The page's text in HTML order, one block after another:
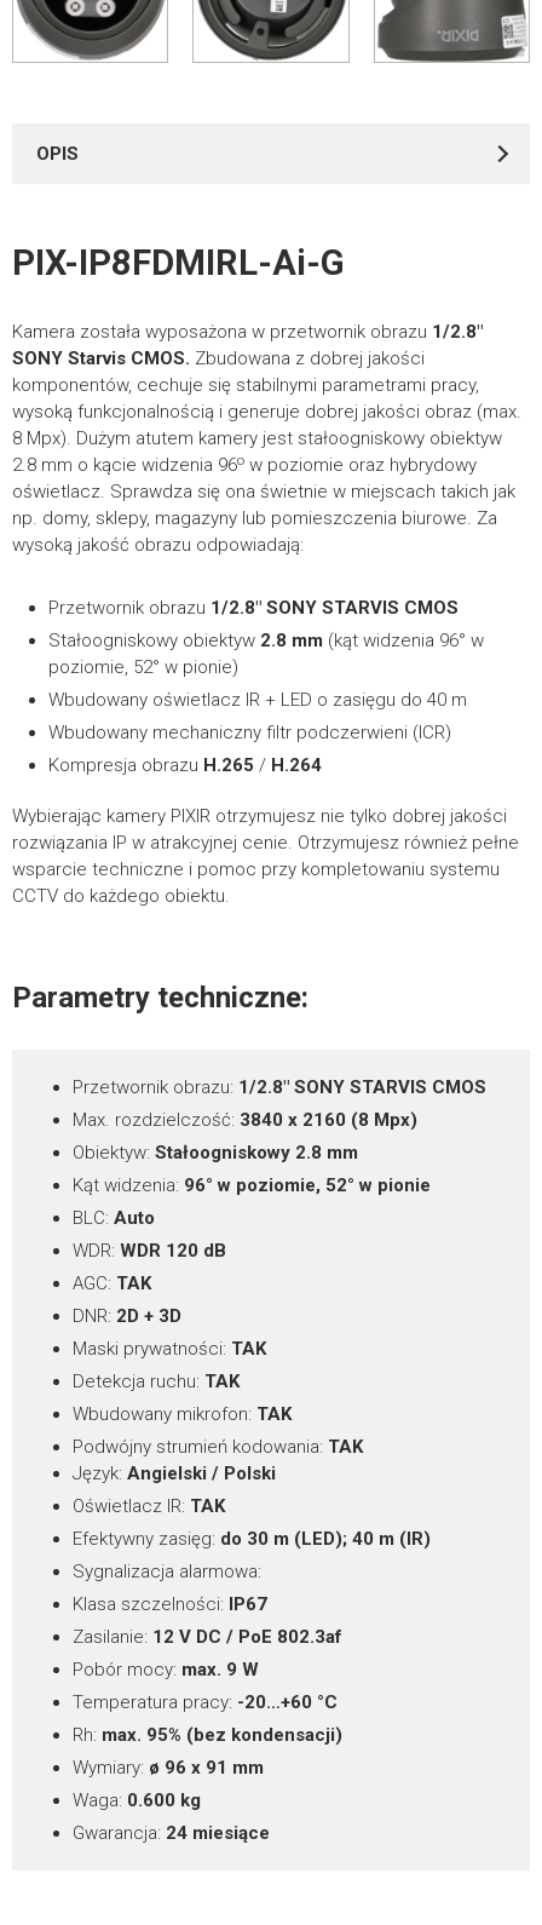
OPIS
PIX-IP8FDMIRL-Ai-G
Kamera została wyposażona w przetwornik obrazu 1/2.8″
SONY Starvis CMOS. Zbudowana z dobrej jakości
komponentów, cechuje się stabilnymi parametrami pracy,
wysoką funkcjonalnością i generuje dobrej jakości obraz (max.
8 Mpx). Dużym atutem kamery jest stałoogniskowy obiektyw
2.8 mm o kącie widzenia 96o w poziomie oraz hybrydowy
oświetlacz. Sprawdza się ona świetnie w miejscach takich jak
np. domy, sklepy, magazyny lub pomieszczenia biurowe. Za
wysoką jakość obrazu odpowiadają:
Przetwornik obrazu 1/2.8″ SONY STARVIS CMOS
Stałoogniskowy obiektyw 2.8 mm (kąt widzenia 96° w
poziomie, 52° w pionie)
Wbudowany oświetlacz IR + LED o zasięgu do 40 m
Wbudowany mechaniczny filtr podczerwieni (ICR)
Kompresja obrazu H.265 / H.264
Wybierając kamery PIXIR otrzymujesz nie tylko dobrej jakości
rozwiązania IP w atrakcyjnej cenie. Otrzymujesz również pełne
wsparcie techniczne i pomoc przy kompletowaniu systemu
CCTV do każdego obiektu.
Parametry techniczne:
Przetwornik obrazu: 1/2.8″ SONY STARVIS CMOS
Max. rozdzielczość: 3840 x 2160 (8 Mpx)
Obiektyw: Stałoogniskowy 2.8 mm
Kąt widzenia: 96° w poziomie, 52° w pionie
BLC: Auto
WDR: WDR 120 dB
AGC: TAK
DNR: 2D + 3D
Maski prywatności: TAK
Detekcja ruchu: TAK
Wbudowany mikrofon: TAK
Podwójny strumień kodowania: TAK
Język: Angielski / Polski
Oświetlacz IR: TAK
Efektywny zasięg: do 30 m (LED); 40 m (IR)
Sygnalizacja alarmowa:
Klasa szczelności:
IP67
Zasilanie: 12 V DC / PoE 802.3af
Pobór mocy: max. 9 W
Temperatura pracy: -20…+60 °C
Rh: max. 95% (bez kondensacji)
Wymiary: ø 96 x 91 mm
Waga: 0.600 kg
Gwarancja: 24 miesiące
Rejestratory NVR 32 / 64 kanałowe
PIX-NVR3204A – 32-kanałowy rejestrator IP, 12
PIX-NVR3202A
Rejestratory NVR 32 / 64 kanałowe
PIX-NVR3202A – 32-kanałowy rejestrator IP, 12
Mpx, 320 Mb/s, H.265
Instrukcje
Kamery Ai PIXIR – instrukcja obsługi 20.77MB
POBIERZ
Kamery Ai PIXIR – skrócona instrukcja obsługi 6.2MB
POBIERZ
Certyfikaty
PIX-IP8-Ai Certyfikat
POBIERZ
PIX IP8 25 – Deklaracje CE 344.54KB
POBIERZ
POBIERZ
Programy
SearchTool więcej
IVMS320 więcej
POBIERZ
Firmware
PIX-IP8xxx-Ai – V3.1.0.260730_R1
POBIERZ
IMIĘ I NAZWISKO*
FIRMA
TELEFON KONTAKTOWY
E-MAIL*
TREŚĆ WIADOMOŚCI*
WYŚLIJ FORMULARZ
pola wymagane